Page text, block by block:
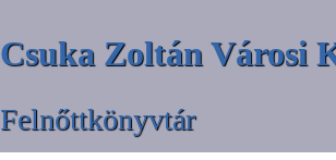
Csuka Zoltán Városi
Felnőttkönyvtár